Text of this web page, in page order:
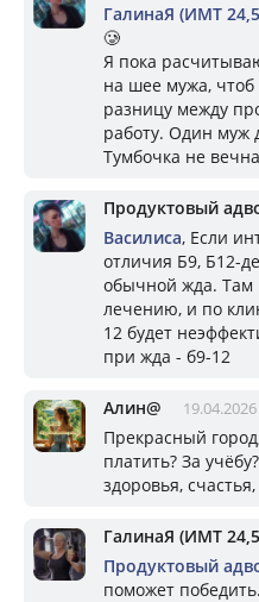
ГалинаЯ (ИМТ
🥲
Я пока
на шее мужа, чтоб
разницу между
работу. Один муж
Тумбочка не
Продуктовый
Василиса, Если
отличия Б9, Б12-
обычной жда. Там
лечению, и по
12 будет
при жда - б9-12
Алин@
Прекрасный
платить? За
здоровья,
ГалинаЯ (ИМТ
Продуктовый
поможет